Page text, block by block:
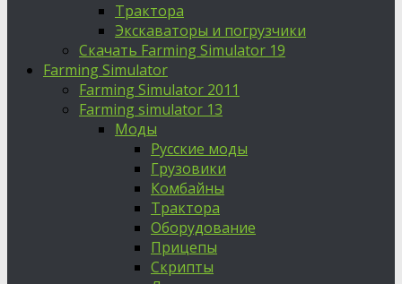
Трактора
Экскаваторы и погрузчики
Скачать Farming Simulator 19
Farming Simulator
Farming Simulator 2011
Farming simulator 13
Моды
Русские моды
Грузовики
Комбайны
Трактора
Оборудование
Прицепы
Скрипты